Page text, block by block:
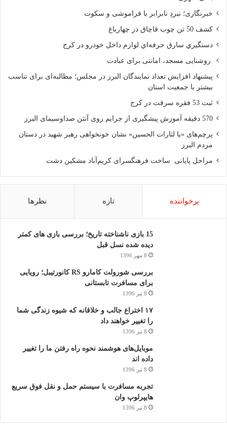
خبرنگاری؛ نبردِ نابرابر با فراموشی و سکوت
کشف 50 تن چوب قاچاق در چهارباغ
دستگيري سارق حرفه‌اي لوازم داخل خودرو در کرج
روشنایی مسجد، امانتی برای عبادت
پیشنهاد افزایش تعداد نمایندگان البرز در مجلس؛ مطالبه‌ای برای تناسب
بیشتر با جمعیت استان
ثبت 53 فقره سرقت در کرج
570 دقیقه آموزش پیشگیری از جرایم روی آنتن صداوسیمای البرز
پرچم‌های «یا لثارات الحسین» نشان خونخواهی رهبر شهید در دستان
مردم البرز
مراحل پایانی ساخت فرهنگسرای کریم‌آباد مشکین دشت
پرخواننده تازه نظرها
15 بازی ناشناخته تاریخ؛ بررسی بازی های کمتر
دیده شده نسل قبل
8 مهر 1396
بررسی شورولت کامارو RS کانورتیبل؛ رویایی
برای مسافرت تابستانی
8 تیر 1396
۱۷ اختراع جالب و خلاقانه که شیوه زندگی شما
را تغییر خواهند داد
8 تیر 1396
موبایل‌های هوشمند نحوه راه رفتن ما را تغییر
داده اند
8 تیر 1396
تجربه مسافرت با سیستم حمل و نقل فوق سریع
هایپرلوپ وان
8 تیر 1396